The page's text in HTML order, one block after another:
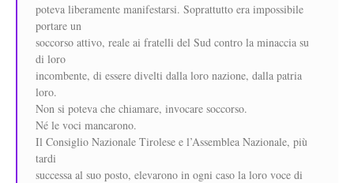
poteva liberamente manifestarsi. Soprattutto era impossibile
portare un
soccorso attivo, reale ai fratelli del Sud contro la minaccia su
di loro
incombente, di essere divelti dalla loro nazione, dalla patria
loro.
Non si poteva che chiamare, invocare soccorso.
Né le voci mancarono.
Il Consiglio Nazionale Tirolese e l’Assemblea Nazionale, più
tardi
successa al suo posto, elevarono in ogni caso la loro voce di